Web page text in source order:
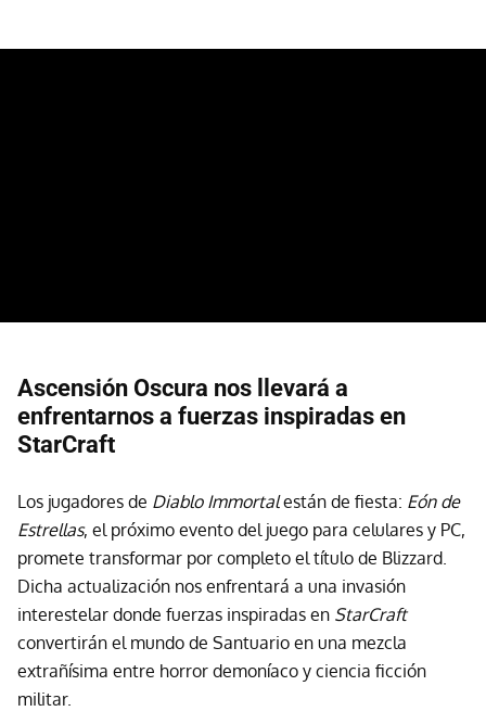
Ascensión Oscura nos llevará a
enfrentarnos a fuerzas inspiradas en
StarCraft
Los jugadores de Diablo Immortalestán de fiesta: Eón de
Estrellas, el próximo evento del juego para celulares y PC,
promete transformar por completo el título de Blizzard.
Dicha actualización nos enfrentará a una invasión
interestelar donde fuerzas inspiradas en StarCraft
convertirán el mundo de Santuario en una mezcla
extrañísima entre horror demoníaco y ciencia ficción
militar.